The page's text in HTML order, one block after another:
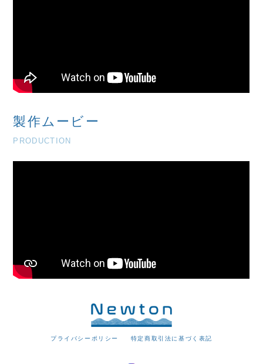
製作ムービー
PRODUCTION
プライバシーポリシー 特定商取引法に基づく表記